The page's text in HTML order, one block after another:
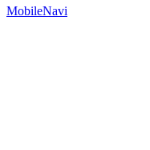
MobileNavi